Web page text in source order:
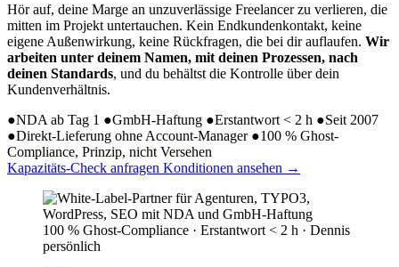
Hör auf, deine Marge an unzuverlässige Freelancer zu verlieren, die
mitten im Projekt untertauchen. Kein Endkundenkontakt, keine
eigene Außenwirkung, keine Rückfragen, die bei dir auflaufen. Wir
arbeiten unter deinem Namen, mit deinen Prozessen, nach
deinen Standards, und du behältst die Kontrolle über dein
Kundenverhältnis.
●NDA ab Tag 1 ●GmbH-Haftung ●Erstantwort < 2 h ●Seit 2007
●Direkt-Lieferung ohne Account-Manager ●100 % Ghost-
Compliance, Prinzip, nicht Versehen
Kapazitäts-Check anfragen Konditionen ansehen →
100 % Ghost-Compliance · Erstantwort < 2 h · Dennis
persönlich